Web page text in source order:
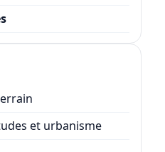
et urbanisme